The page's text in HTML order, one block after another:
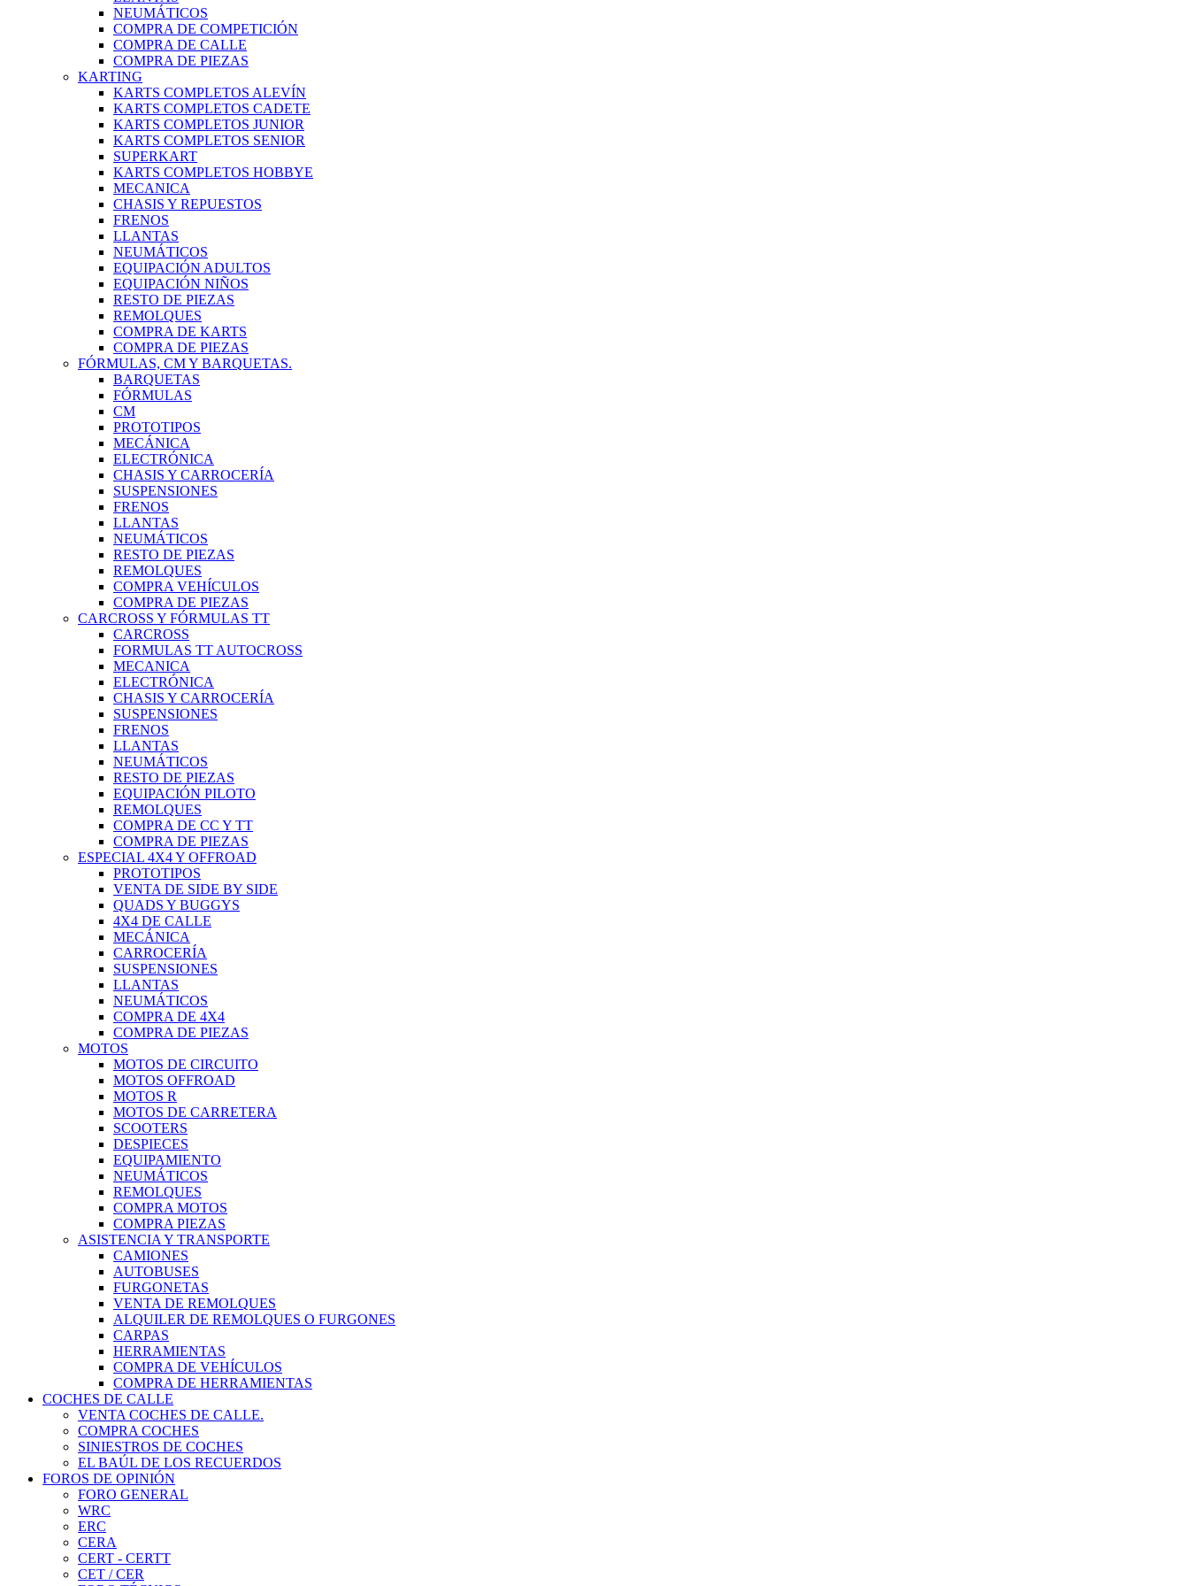
NEUMÁTICOS
COMPRA DE COMPETICIÓN
COMPRA DE CALLE
COMPRA DE PIEZAS
KARTING
KARTS COMPLETOS ALEVÍN
KARTS COMPLETOS CADETE
KARTS COMPLETOS JUNIOR
KARTS COMPLETOS SENIOR
SUPERKART
KARTS COMPLETOS HOBBYE
MECANICA
CHASIS Y REPUESTOS
FRENOS
LLANTAS
NEUMÁTICOS
EQUIPACIÓN ADULTOS
EQUIPACIÓN NIÑOS
RESTO DE PIEZAS
REMOLQUES
COMPRA DE KARTS
COMPRA DE PIEZAS
FÓRMULAS, CM Y BARQUETAS.
BARQUETAS
FÓRMULAS
CM
PROTOTIPOS
MECÁNICA
ELECTRÓNICA
CHASIS Y CARROCERÍA
SUSPENSIONES
FRENOS
LLANTAS
NEUMÁTICOS
RESTO DE PIEZAS
REMOLQUES
COMPRA VEHÍCULOS
COMPRA DE PIEZAS
CARCROSS Y FÓRMULAS TT
CARCROSS
FORMULAS TT AUTOCROSS
MECANICA
ELECTRÓNICA
CHASIS Y CARROCERÍA
SUSPENSIONES
FRENOS
LLANTAS
NEUMÁTICOS
RESTO DE PIEZAS
EQUIPACIÓN PILOTO
REMOLQUES
COMPRA DE CC Y TT
COMPRA DE PIEZAS
ESPECIAL 4X4 Y OFFROAD
PROTOTIPOS
VENTA DE SIDE BY SIDE
QUADS Y BUGGYS
4X4 DE CALLE
MECÁNICA
CARROCERÍA
SUSPENSIONES
LLANTAS
NEUMÁTICOS
COMPRA DE 4X4
COMPRA DE PIEZAS
MOTOS
MOTOS DE CIRCUITO
MOTOS OFFROAD
MOTOS R
MOTOS DE CARRETERA
SCOOTERS
DESPIECES
EQUIPAMIENTO
NEUMÁTICOS
REMOLQUES
COMPRA MOTOS
COMPRA PIEZAS
ASISTENCIA Y TRANSPORTE
CAMIONES
AUTOBUSES
FURGONETAS
VENTA DE REMOLQUES
ALQUILER DE REMOLQUES O FURGONES
CARPAS
HERRAMIENTAS
COMPRA DE VEHÍCULOS
COMPRA DE HERRAMIENTAS
COCHES DE CALLE
VENTA COCHES DE CALLE.
COMPRA COCHES
SINIESTROS DE COCHES
EL BAÚL DE LOS RECUERDOS
FOROS DE OPINIÓN
FORO GENERAL
WRC
ERC
CERA
CERT - CERTT
CET / CER